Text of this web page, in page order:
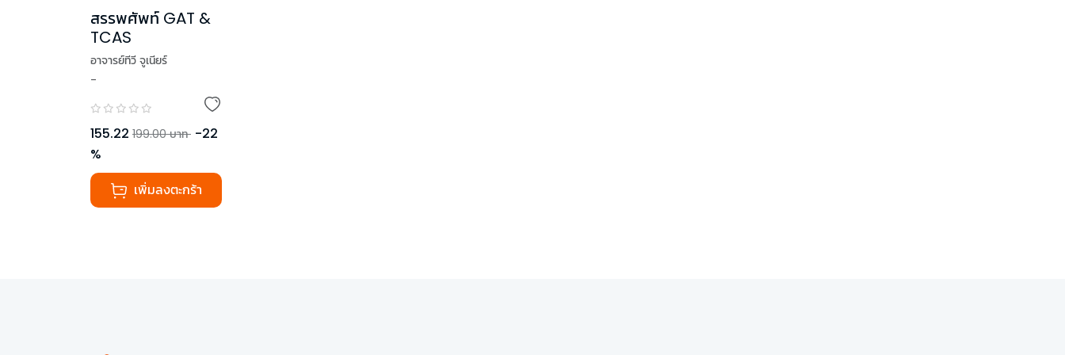
สรรพศัพท์ GAT &
TCAS
อาจารย์ทีวี จูเนียร์
,
-
155.22 199.00 บาท -22
%
เพิ่มลงตะกร้า